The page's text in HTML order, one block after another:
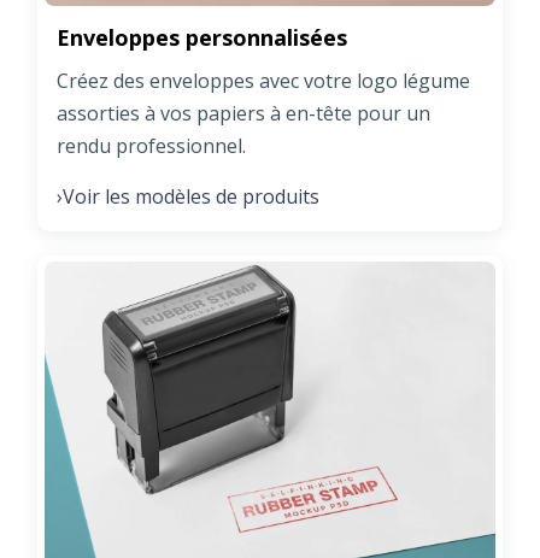
Enveloppes personnalisées
Créez des enveloppes avec votre logo légume
assorties à vos papiers à en-tête pour un
rendu professionnel.
›Voir les modèles de produits